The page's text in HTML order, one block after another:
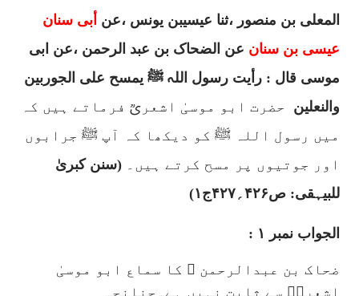
المعلی بن منصور ،ثنا عیسیبن یونس ،عن أبی سنان
عیسی بن سنان عن الضحاک بن عبد الرحمن ،عن ابی
موسی قال : رأیت رسول اللہ ﷺ یمسح علی الجوربین
والنعلین
حضرت ابو موسیٰ اشعریؒ فرماتے ہیں کہ
میں رسول اللہ ﷺ کو دیکھا کہ آپ ﷺ جرابوں
اور جوتیوں پر مسح کرتے ہیں۔ (سنن کبریٰ
للبیہقی: ص۴۲۶؍ ۴۲۷ج ۱)
الجواب نمبر ۱ :
ضحاک بن عبدالرحمن ؒ کا سماع ابو موسیٰ
اشعریؓ سے ثابت نہیں ہے۔چنانچہ